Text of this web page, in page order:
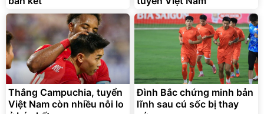
Thắng Campuchia, tuyển
Việt Nam còn nhiều nỗi lo
Đình Bắc chứng minh bản
lĩnh sau cú sốc bị thay